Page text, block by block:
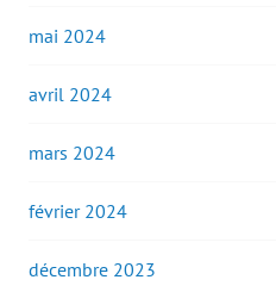
mai 2024
avril 2024
mars 2024
février 2024
décembre 2023